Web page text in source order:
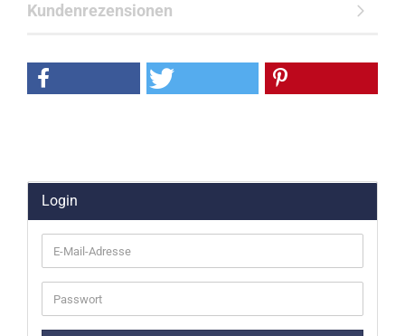
Kundenrezensionen
Login
E-
Mail-
Adresse
Passwort